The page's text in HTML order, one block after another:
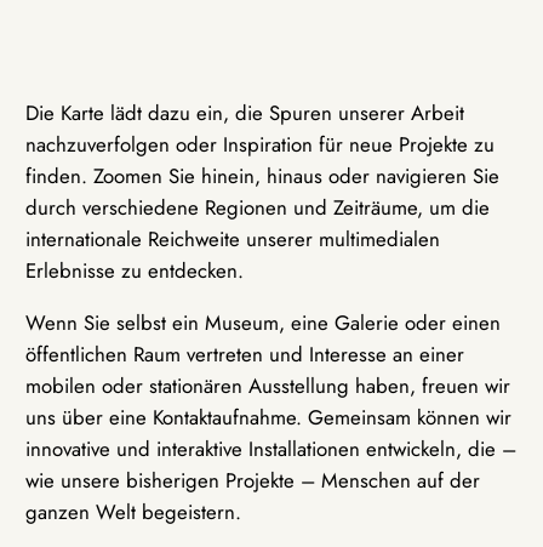
Die Karte lädt dazu ein, die Spuren unserer Arbeit
nachzuverfolgen oder Inspiration für neue Projekte zu
finden. Zoomen Sie hinein, hinaus oder navigieren Sie
durch verschiedene Regionen und Zeiträume, um die
internationale Reichweite unserer multimedialen
Erlebnisse zu entdecken.
Wenn Sie selbst ein Museum, eine Galerie oder einen
öffentlichen Raum vertreten und Interesse an einer
mobilen oder stationären Ausstellung haben, freuen wir
uns über eine Kontaktaufnahme. Gemeinsam können wir
innovative und interaktive Installationen entwickeln, die –
wie unsere bisherigen Projekte – Menschen auf der
ganzen Welt begeistern.